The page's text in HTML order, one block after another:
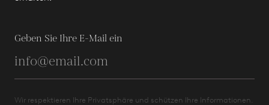
Geben Sie Ihre E-Mail ein
Wir respektieren Ihre Privatsphäre und schützen Ihre Informationen.